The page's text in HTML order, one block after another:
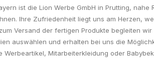
ist die Lion Werbe GmbH in Prutting,
Ihre Zufriedenheit liegt uns am Herzen,
Versand der fertigen Produkte begleiten
auswählen und erhalten bei uns die
Werbeartikel, Mitarbeiterkleidung oder